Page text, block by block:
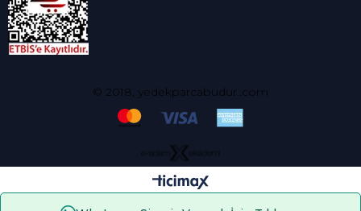
© 2018, yedekparcabudur..com